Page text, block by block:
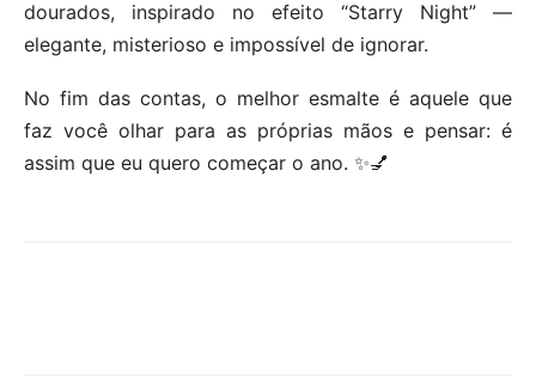
dourados, inspirado no efeito “Starry Night” —
elegante, misterioso e impossível de ignorar.
No fim das contas, o melhor esmalte é aquele que
faz você olhar para as próprias mãos e pensar: é
assim que eu quero começar o ano. ✨💅